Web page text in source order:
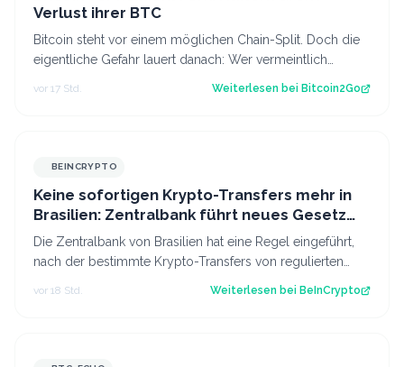
Verlust ihrer BTC
Bitcoin steht vor einem möglichen Chain-Split. Doch die
eigentliche Gefahr lauert danach: Wer vermeintlich
kostenlose Fork-Coins verkauft, k…
vor 17 Std. Weiterlesen bei Bitcoin2Go
BEINCRYPTO
Keine sofortigen Krypto-Transfers mehr in
Brasilien: Zentralbank führt neues Gesetz
ein
Die Zentralbank von Brasilien hat eine Regel eingeführt,
nach der bestimmte Krypto-Transfers von regulierten
vor 18 Std. Weiterlesen bei BeInCrypto